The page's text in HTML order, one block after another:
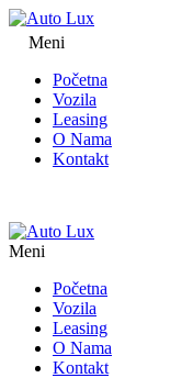
Meni
Početna
Vozila
Leasing
O Nama
Kontakt
Meni
Početna
Vozila
Leasing
O Nama
Kontakt